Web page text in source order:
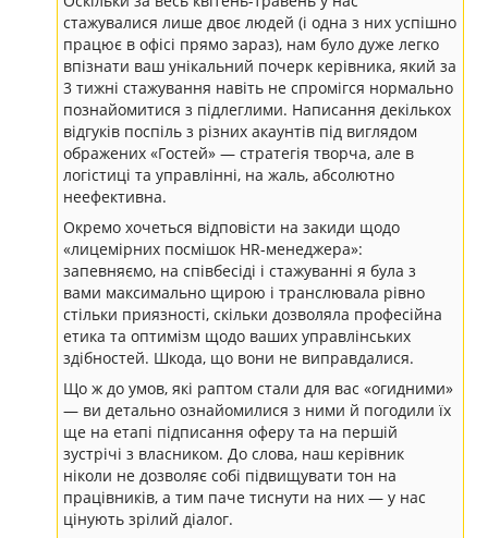
стажувалися лише двоє людей (і одна з них успішно
працює в офісі прямо зараз), нам було дуже легко
впізнати ваш унікальний почерк керівника, який за
3 тижні стажування навіть не спромігся нормально
познайомитися з підлеглими. Написання декількох
відгуків поспіль з різних акаунтів під виглядом
ображених «Гостей» — стратегія творча, але в
логістиці та управлінні, на жаль, абсолютно
неефективна.
Окремо хочеться відповісти на закиди щодо
«лицемірних посмішок HR-менеджера»:
запевняємо, на співбесіді і стажуванні я була з
вами максимально щирою і транслювала рівно
стільки приязності, скільки дозволяла професійна
етика та оптимізм щодо ваших управлінських
здібностей. Шкода, що вони не виправдалися.
Що ж до умов, які раптом стали для вас «огидними»
— ви детально ознайомилися з ними й погодили їх
ще на етапі підписання оферу та на першій
зустрічі з власником. До слова, наш керівник
ніколи не дозволяє собі підвищувати тон на
працівників, а тим паче тиснути на них — у нас
цінують зрілий діалог.